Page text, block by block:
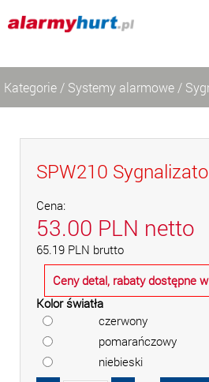
Kategorie / Systemy alarmowe /
SPW210
Cena:
53.00 PLN netto
65.19 PLN brutto
Ceny detal, rabaty dostępne w
Kolor światła
czerwony
pomarańczowy
niebieski